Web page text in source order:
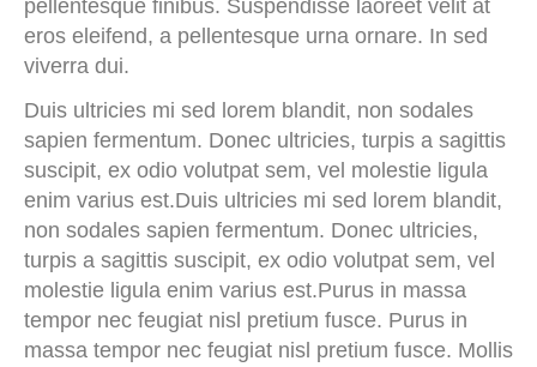
pellentesque finibus. Suspendisse laoreet velit at
eros eleifend, a pellentesque urna ornare. In sed
viverra dui.
Duis ultricies mi sed lorem blandit, non sodales
sapien fermentum. Donec ultricies, turpis a sagittis
suscipit, ex odio volutpat sem, vel molestie ligula
enim varius est.Duis ultricies mi sed lorem blandit,
non sodales sapien fermentum. Donec ultricies,
turpis a sagittis suscipit, ex odio volutpat sem, vel
molestie ligula enim varius est.Purus in massa
tempor nec feugiat nisl pretium fusce. Purus in
massa tempor nec feugiat nisl pretium fusce. Mollis